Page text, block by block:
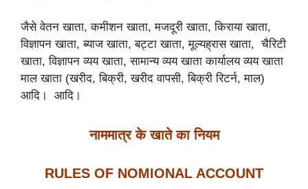
जैसे वेतन खाता, कमीशन खाता, मजदूरी खाता, किराया खाता,
विज्ञापन खाता, ब्याज खाता, बट्टा खाता, मूल्यह्रास खाता, चैरिटी
खाता, विज्ञापन व्यय खाता, सामान्य व्यय खाता कार्यालय व्यय खाता
माल खाता (खरीद, बिक्री, खरीद वापसी, बिक्री रिटर्न, माल)
आदि। आदि।
नाममात्र के खाते का नियम
RULES OF NOMIONAL ACCOUNT